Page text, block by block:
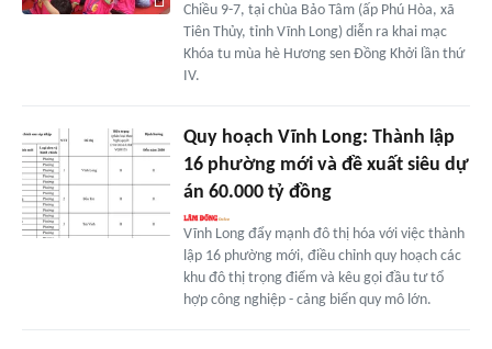
Chiều 9-7, tại chùa Bảo Tâm (ấp Phú Hòa, xã
Tiên Thủy, tỉnh Vĩnh Long) diễn ra khai mạc
Khóa tu mùa hè Hương sen Đồng Khởi lần thứ
IV.
Quy hoạch Vĩnh Long: Thành lập
16 phường mới và đề xuất siêu dự
án 60.000 tỷ đồng
Vĩnh Long đẩy mạnh đô thị hóa với việc thành
lập 16 phường mới, điều chỉnh quy hoạch các
khu đô thị trọng điểm và kêu gọi đầu tư tổ
hợp công nghiệp - cảng biển quy mô lớn.